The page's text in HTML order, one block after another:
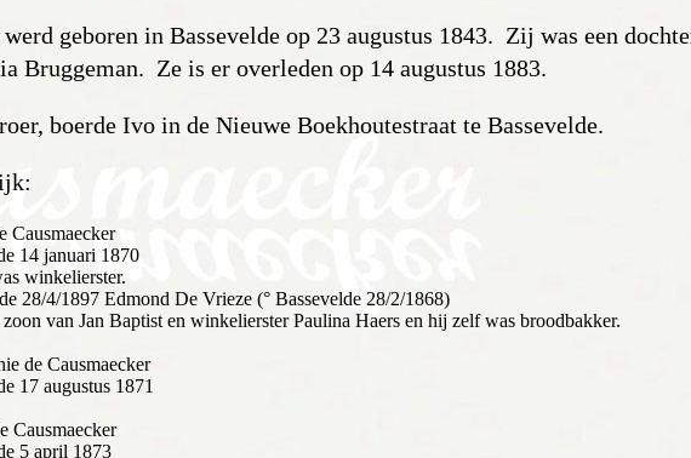
geboren in Bassevelde op 23 augustus 1843. Zij was een
Bruggeman. Ze is er overleden op 14 augustus 1883.
boerde Ivo in de Nieuwe Boekhoutestraat te Bassevelde.
Causmaecker
14 januari 1870
winkelierster.
28/4/1897 Edmond De Vrieze (° Bassevelde 28/2/1868)
van Jan Baptist en winkelierster Paulina Haers en hij zelf was broodbakker.
de Causmaecker
17 augustus 1871
Causmaecker
5 april 1873